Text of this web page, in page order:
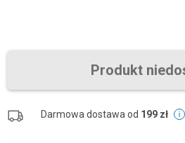
Produkt
Darmowa dostawa od 199 zł